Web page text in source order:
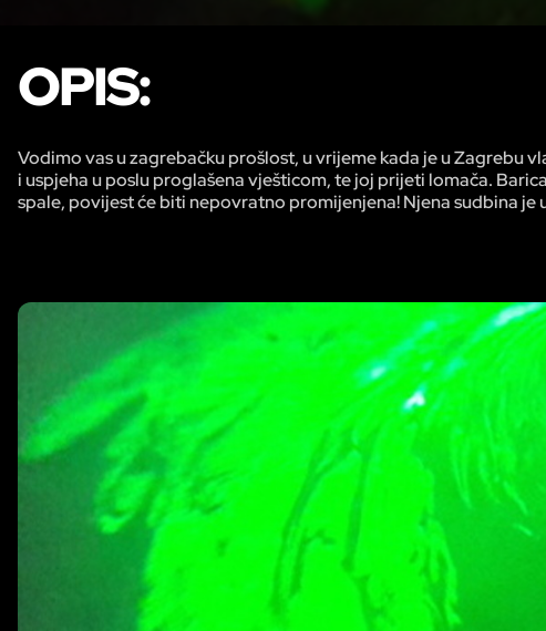
OPIS:
Vodimo vas u zagrebačku prošlost, u vrijeme kada je u Zagrebu
i uspjeha u poslu proglašena vješticom, te joj prijeti lomača.
spale, povijest će biti nepovratno promijenjena! Njena sudbina je